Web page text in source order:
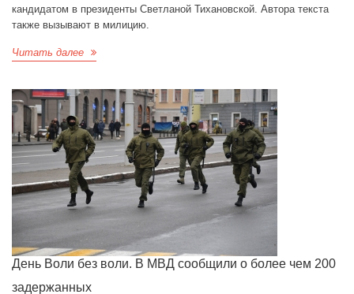
кандидатом в президенты Светланой Тихановской. Автора текста
также вызывают в милицию.
Читать далее
День Воли без воли. В МВД сообщили о более чем 200
задержанных